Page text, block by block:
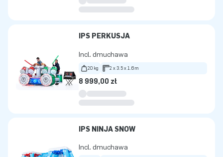
IPS PERKUSJA
Incl. dmuchawa
20 kg 2 x 3.5 x 1.6m
8 999,00 zł
IPS NINJA SNOW
Incl. dmuchawa